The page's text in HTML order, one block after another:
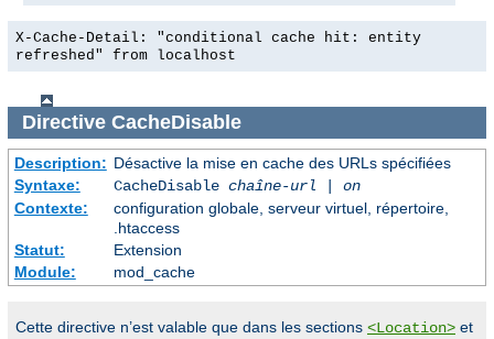
X-Cache-Detail: "conditional cache hit: entity
refreshed" from localhost
Directive CacheDisable
Description: Désactive la mise en cache des URLs spécifiées
Syntaxe:
CacheDisable chaîne-url
on
Contexte:
configuration globale, serveur virtuel, répertoire,
.htaccess
Statut:
Extension
Module:
mod_cache
Cette directive n’est valable que dans les sections <Location> et